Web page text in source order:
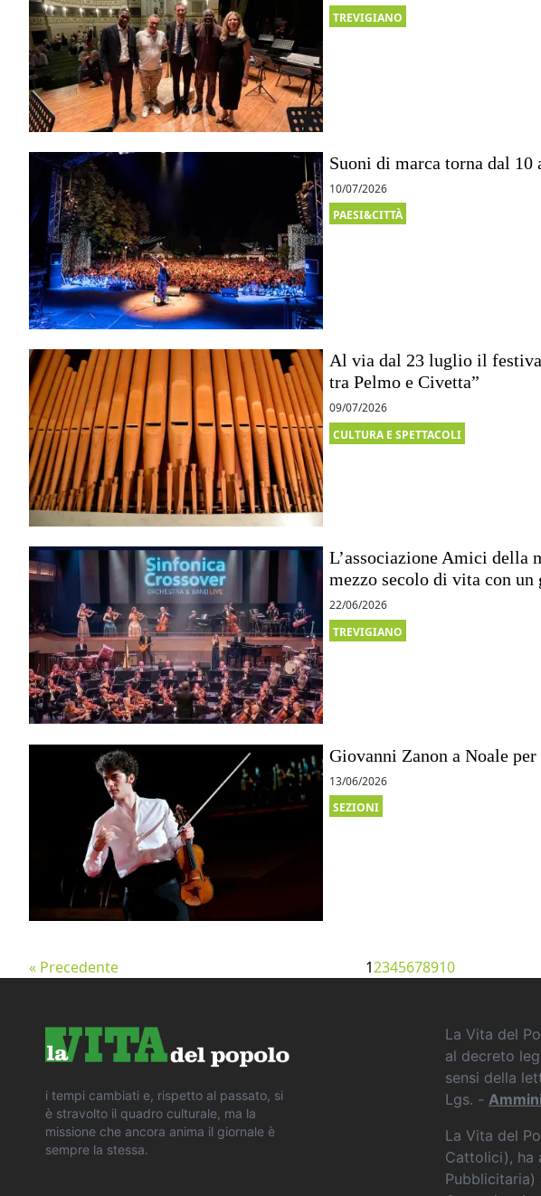
TREVIGIANO
Suoni di marca torna dal
10/07/2026
PAESI&CITTÀ
Al via dal 23 luglio il
tra Pelmo e Civetta”
09/07/2026
CULTURA E SPETTACOLI
L’associazione Amici della
mezzo secolo di vita con un
22/06/2026
TREVIGIANO
Giovanni Zanon a Noale
13/06/2026
SEZIONI
« Precedente 12345678910
i tempi cambiati e, rispetto al passato, si
è stravolto il quadro culturale, ma la
missione che ancora anima il giornale è
sempre la stessa.
La Vita del
al decreto
sensi della
Lgs. -
La Vita del
Cattolici), ha